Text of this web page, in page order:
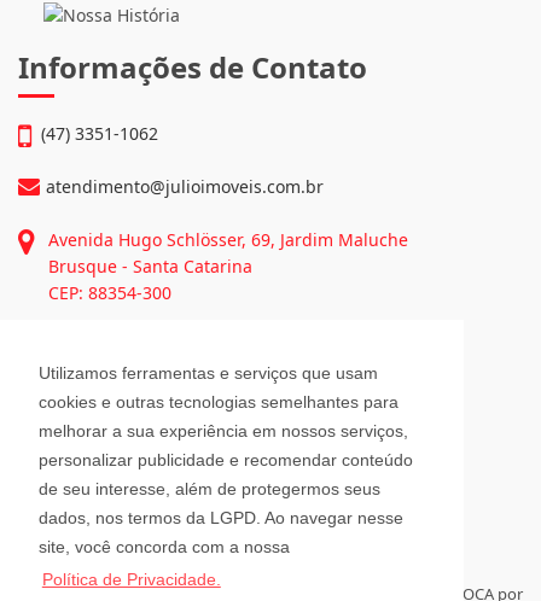
Utilizamos ferramentas e serviços que usam
cookies e outras tecnologias semelhantes para
melhorar a sua experiência em nossos serviços,
personalizar publicidade e recomendar conteúdo
de seu interesse, além de protegermos seus
dados, nos termos da LGPD. Ao navegar nesse
site, você concorda com a nossa
Política de Privacidade.
Informações de Contato
(47) 3351-1062
atendimento@julioimoveis.com.br
Avenida Hugo Schlösser, 69, Jardim Maluche
Brusque - Santa Catarina
CEP: 88354-300
Horário de Atendimento
Segunda a Sexta-Feira
08h00 - 12h00 e 13h30 - 18h00
Sábado
08h30 - 12h00
Para administrar seus imóveis á distância, tenha sempre a RELOCA por